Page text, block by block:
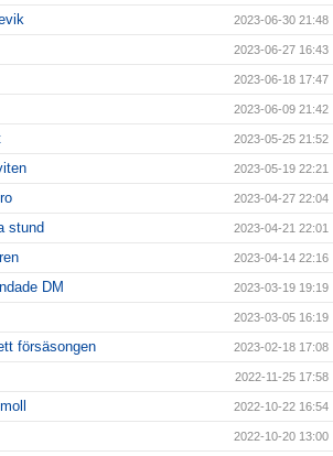
2023-06-30 21:48
2023-06-27 16:43
2023-06-18 17:47
2023-06-09 21:42
2023-05-25 21:52
2023-05-19 22:21
2023-04-27 22:04
stund 2023-04-21 22:01
2023-04-14 22:16
DM 2023-03-19 19:19
2023-03-05 16:19
försäsongen 2023-02-18 17:08
2022-11-25 17:58
2022-10-22 16:54
2022-10-20 13:00